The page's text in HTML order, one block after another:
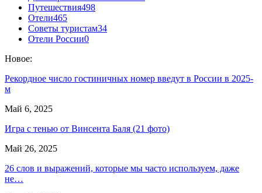
Путешествия498
Отели465
Советы туристам34
Отели России0
Новое:
Рекордное число гостиничных номер введут в России в 2025-
м
Май 6, 2025
Игра с тенью от Винсента Баля (21 фото)
Май 26, 2025
26 слов и выражений, которые мы часто используем, даже
не…